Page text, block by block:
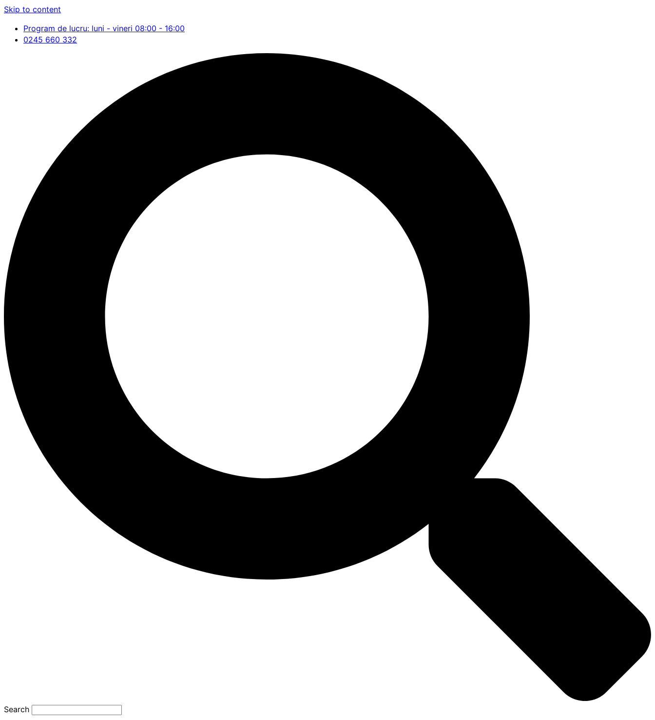
Skip to content
Program de lucru: luni - vineri 08:00 - 16:00
0245 660 332
Search